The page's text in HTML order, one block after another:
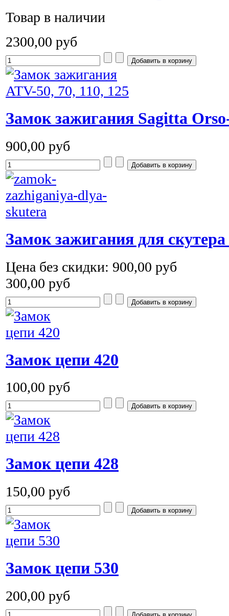
Товар в наличии
2300,00 руб
Замок зажигания Sagitta
900,00 руб
Замок зажигания для
Цена без скидки: 900,00 руб
300,00 руб
Замок цепи 420
100,00 руб
Замок цепи 428
150,00 руб
Замок цепи 530
200,00 руб